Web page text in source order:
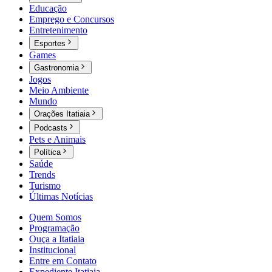
Educação
Emprego e Concursos
Entretenimento
Esportes
Games
Gastronomia
Jogos
Meio Ambiente
Mundo
Orações Itatiaia
Podcasts
Pets e Animais
Política
Saúde
Trends
Turismo
Últimas Notícias
Quem Somos
Programação
Ouça a Itatiaia
Institucional
Entre em Contato